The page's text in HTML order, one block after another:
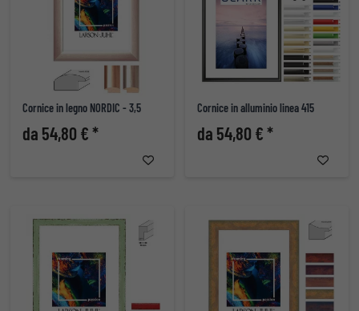
Cornice in legno NORDIC - 3,5
da 54,80 € *
Cornice in alluminio linea 415
da 54,80 € *